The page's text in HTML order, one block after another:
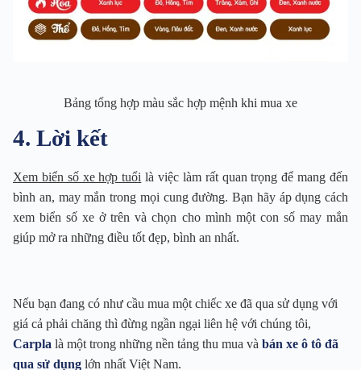
Bảng tổng hợp màu sắc hợp mệnh khi mua xe
4. Lời kết
Xem biển số xe hợp tuổi là việc làm rất quan trọng để mang đến
bình an, may mắn trong mọi cung đường. Bạn hãy áp dụng cách
xem biển số xe ở trên và chọn cho mình một con số may mắn
giúp mở ra những điều tốt đẹp, bình an nhất.
Nếu bạn đang có như cầu mua một chiếc xe đã qua sử dụng với
giá cả phải chăng thì đừng ngần ngại liên hệ với chúng tôi,
Carpla là một trong những nền tảng thu mua và bán xe ô tô đã
qua sử dụng lớn nhất Việt Nam.